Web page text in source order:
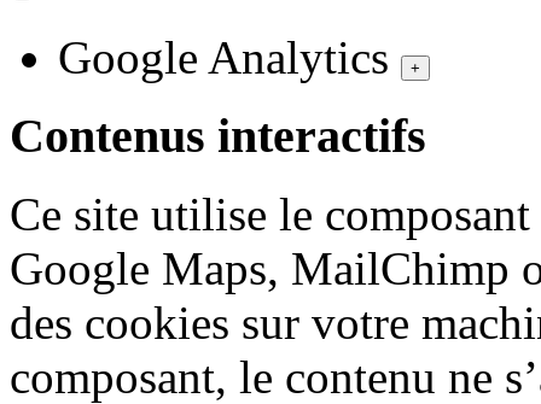
Google Analytics +
Contenus interactifs
Ce site utilise le
Google Maps, MailChimp
des cookies sur votre
composant, le contenu ne